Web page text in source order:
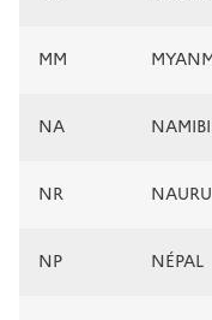
MM
NA
NR NAURU
NP NÉPAL